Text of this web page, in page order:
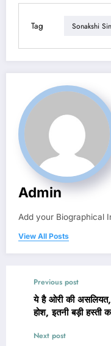
Tag Sonakshi
Admin
Add your Biographical
View All Posts
Previous post
ये है ओरी की
होश, इतनी बड़ी हस्ती
Next post